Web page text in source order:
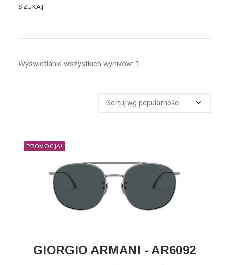
SZUKAJ
Męskie
Wyświetlanie wszystkich wyników: 1
PROMOCJA!
DODAJ DO KOSZYKA
GIORGIO ARMANI - AR6092